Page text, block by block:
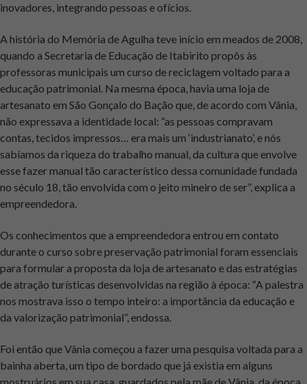
inovadores, integrando pessoas e ofícios.
A história do Memória de Agulha teve início em meados de 2008,
quando a Secretaria de Educação de Itabirito propôs às
professoras municipais um curso de reciclagem voltado para a
educação patrimonial. Na mesma época, havia uma loja de
artesanato em São Gonçalo do Bação que, de acordo com Vânia,
não expressava a identidade local: “as pessoas compravam
contas, tecidos impressos… era mais um ‘industrianato’, e nós
sabíamos da riqueza do trabalho manual, da cultura que envolve
esse fazer manual tão característico dessa comunidade fundada
no século 18, tão envolvida com o jeito mineiro de ser”, explica a
empreendedora.
Os conhecimentos que a empreendedora entrou em contato
durante o curso sobre preservação patrimonial foram essenciais
para formular a proposta da loja de artesanato e das estratégias
de atração turísticas desenvolvidas na região à época: “A palestra
nos mostrava isso o tempo inteiro: a importância da educação e
da valorização patrimonial”, endossa.
Foi então que Vânia começou a fazer uma pesquisa voltada para a
bainha aberta, um tipo de bordado que já existia em alguns